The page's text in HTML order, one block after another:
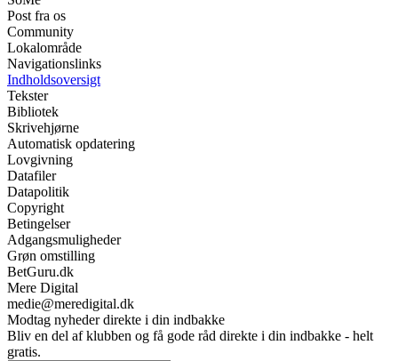
Post fra os
Community
Lokalområde
Navigationslinks
Indholdsoversigt
Tekster
Bibliotek
Skrivehjørne
Automatisk opdatering
Lovgivning
Datafiler
Datapolitik
Copyright
Betingelser
Adgangsmuligheder
Grøn omstilling
BetGuru.dk
Mere Digital
medie@meredigital.dk
Modtag nyheder direkte i din indbakke
Bliv en del af klubben og få gode råd direkte i din indbakke - helt
gratis.